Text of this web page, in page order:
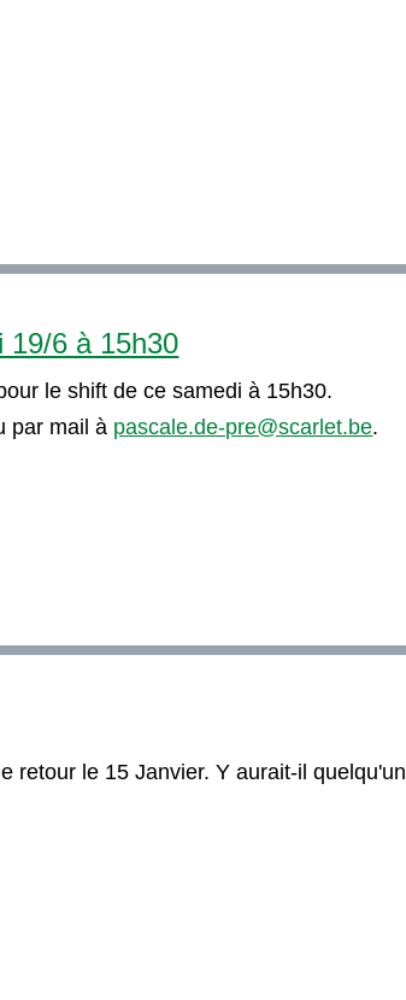
19/6 à 15h30
le shift de ce samedi à 15h30.
par mail à pascale.de-pre@scarlet.be.
retour le 15 Janvier. Y aurait-il quelqu'un